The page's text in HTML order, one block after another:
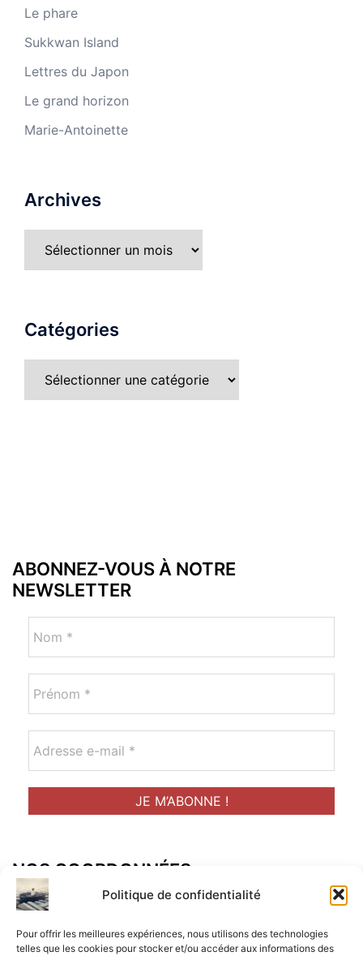
Politique de confidentialité
Pour offrir les meilleures expériences, nous utilisons des technologies
telles que les cookies pour stocker et/ou accéder aux informations des
Le phare
Sukkwan Island
Lettres du Japon
Le grand horizon
Marie-Antoinette
Archives
Catégories
ABONNEZ-VOUS À NOTRE
NEWSLETTER
NOS COORDONNÉES
Adresse postal :
ALCF
34 Rue René Brunen